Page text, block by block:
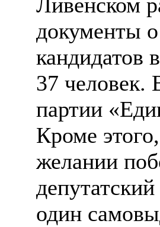
документы
кандидатов
37 человек.
партии
Кроме
желании
один